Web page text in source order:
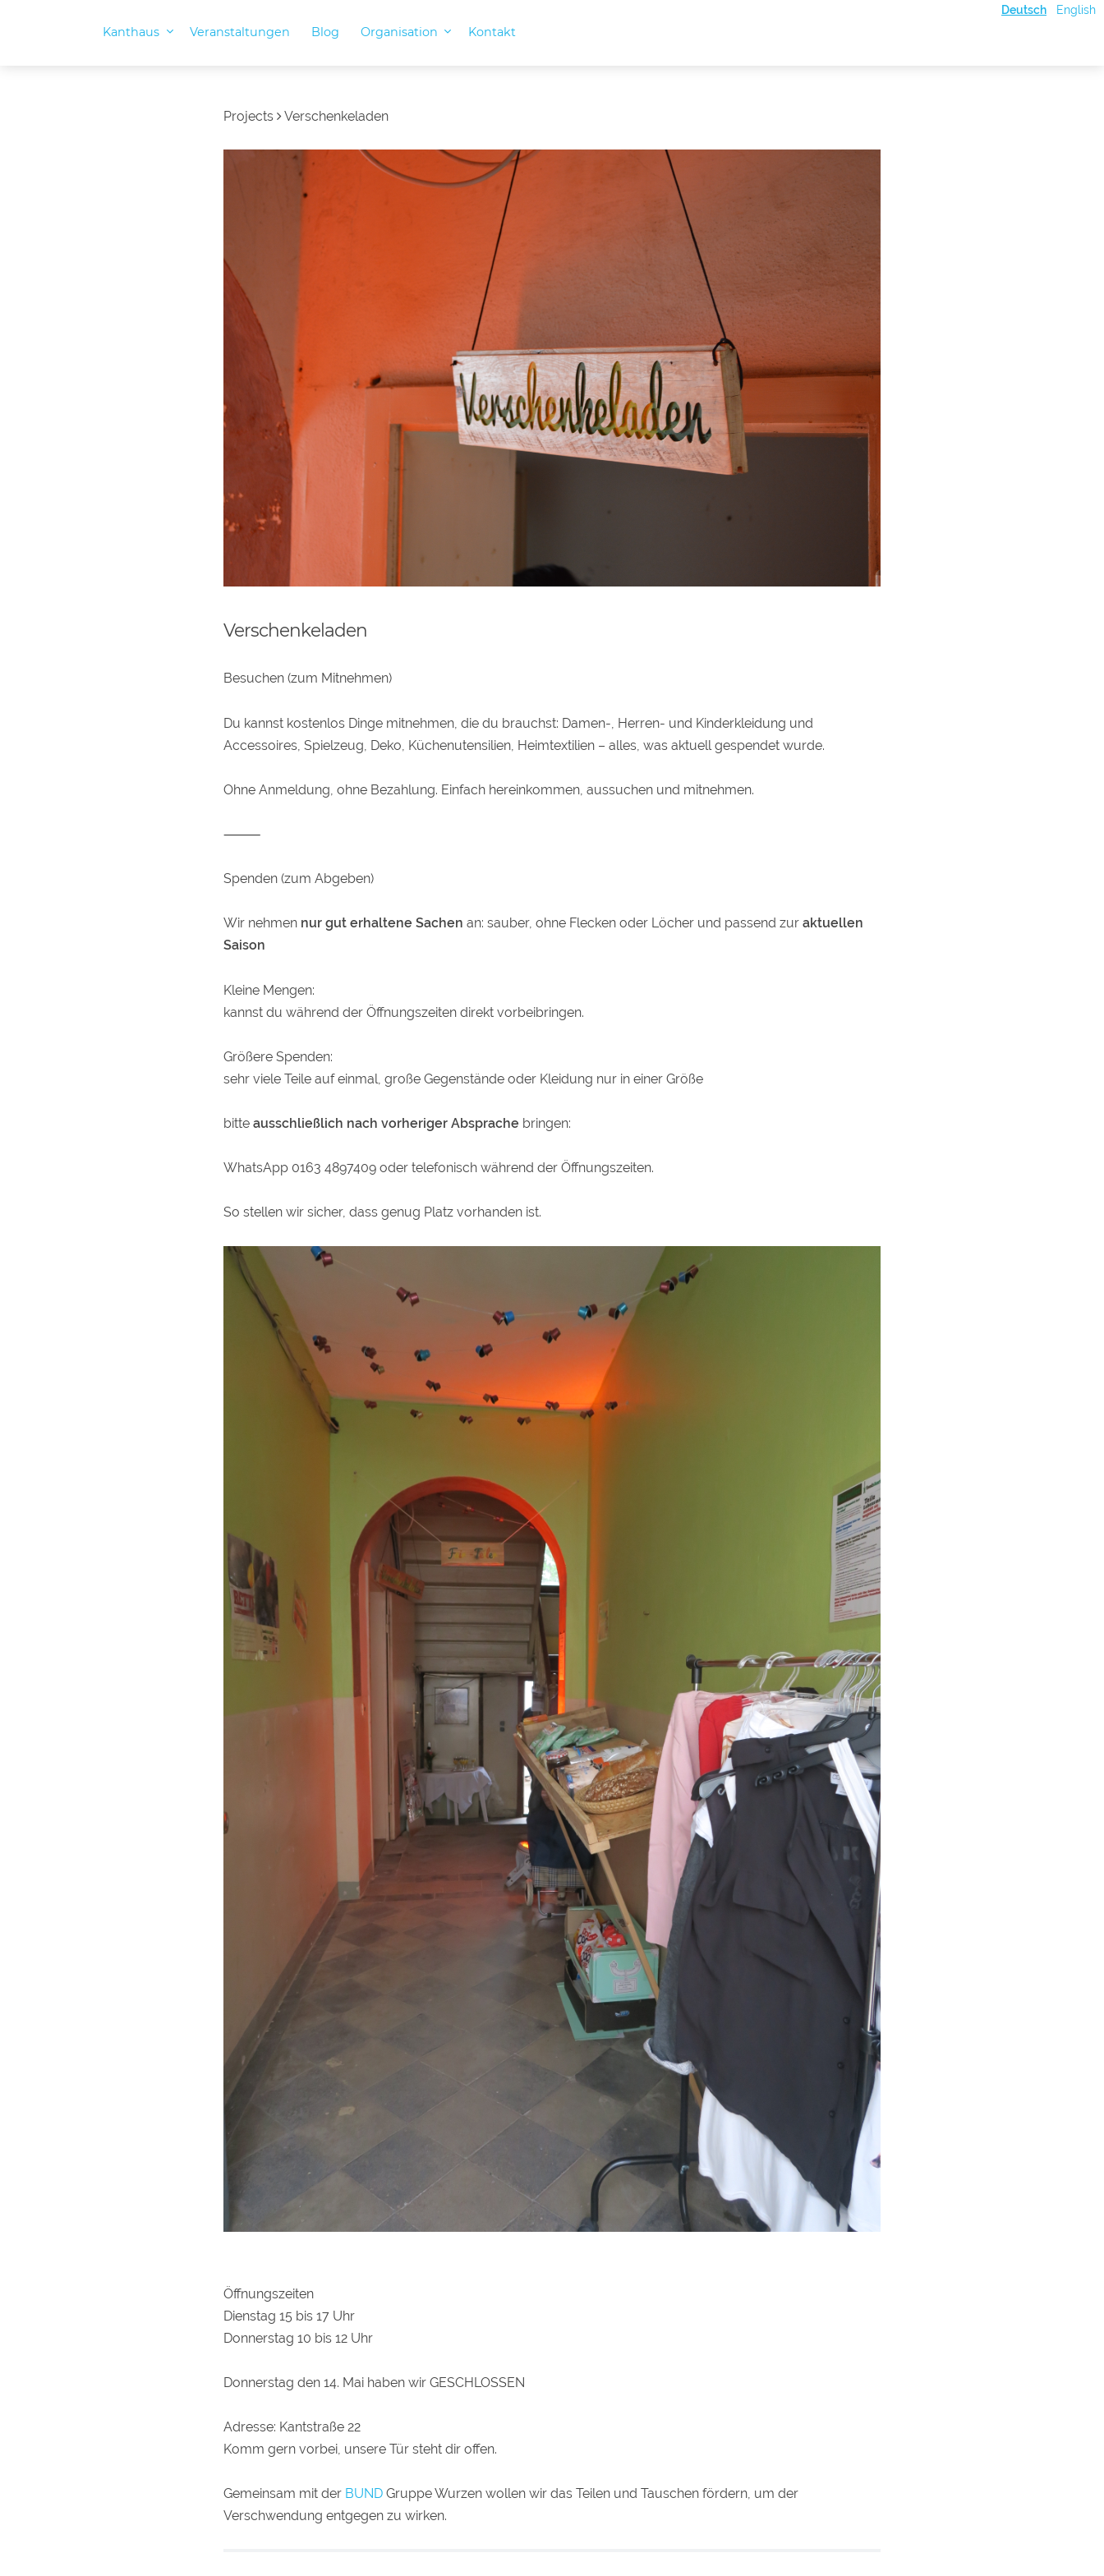
Deutsch English
Kanthaus Veranstaltungen Blog Organisation Kontakt
Projects Verschenkeladen
Verschenkeladen
Besuchen (zum Mitnehmen)
Du kannst kostenlos Dinge mitnehmen, die du brauchst: Damen-, Herren- und Kinderkleidung und
Accessoires, Spielzeug, Deko, Küchenutensilien, Heimtextilien – alles, was aktuell gespendet wurde.
Ohne Anmeldung, ohne Bezahlung. Einfach hereinkommen, aussuchen und mitnehmen.
⸻
Spenden (zum Abgeben)
Wir nehmen nur gut erhaltene Sachen an: sauber, ohne Flecken oder Löcher und passend zur aktuellen
Saison
Kleine Mengen:
kannst du während der Öffnungszeiten direkt vorbeibringen.
Größere Spenden:
sehr viele Teile auf einmal, große Gegenstände oder Kleidung nur in einer Größe
bitte ausschließlich nach vorheriger Absprache bringen:
WhatsApp 0163 4897409 oder telefonisch während der Öffnungszeiten.
So stellen wir sicher, dass genug Platz vorhanden ist.
Öffnungszeiten
Dienstag 15 bis 17 Uhr
Donnerstag 10 bis 12 Uhr
Donnerstag den 14. Mai haben wir GESCHLOSSEN
Adresse: Kantstraße 22
Komm gern vorbei, unsere Tür steht dir offen.
Gemeinsam mit der BUND Gruppe Wurzen wollen wir das Teilen und Tauschen fördern, um der
Verschwendung entgegen zu wirken.